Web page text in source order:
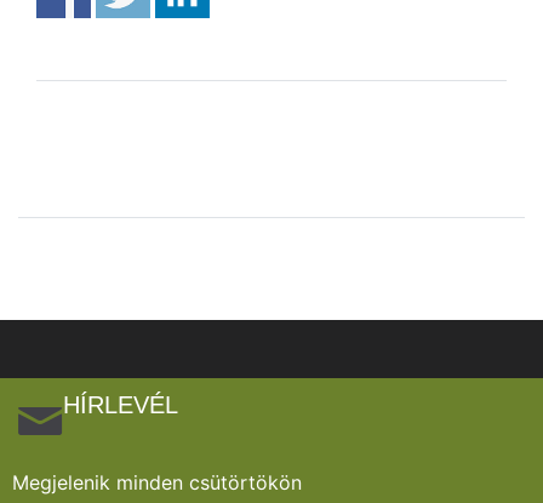
HÍRLEVÉL
Megjelenik minden csütörtökön